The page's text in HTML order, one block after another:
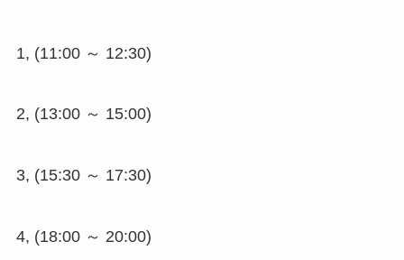
1, (11:00 ～ 12:30)
2, (13:00 ～ 15:00)
3, (15:30 ～ 17:30)
4, (18:00 ～ 20:00)